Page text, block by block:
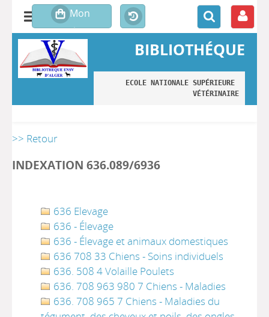
BIBLIOTHÉQUE
ECOLE NATIONALE SUPÉRIEURE
VÉTÉRINAIRE
>> Retour
INDEXATION 636.089/6936
636 Elevage
636 - Élevage
636 - Élevage et animaux domestiques
636 708 33 Chiens - Soins individuels
636. 508 4 Volaille Poulets
636. 708 963 980 7 Chiens - Maladies
636. 708 965 7 Chiens - Maladies du